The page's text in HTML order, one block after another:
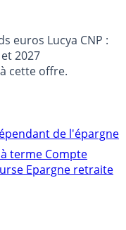
euros Lucya CNP :
2027
cette offre.
de l'épargne
terme Compte
Epargne retraite